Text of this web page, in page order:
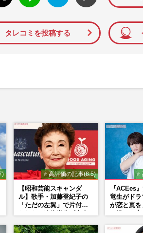
マーク
タレコミを投稿する
⭐ 高評価の記事(8.5)
【昭和芸能スキャンダ
ル】歌手・加藤登紀子の
「ただの左翼」で片付け
内ゲバ事件》
⭐
『ACEes
竜生がド
が恋と嵐
秘話